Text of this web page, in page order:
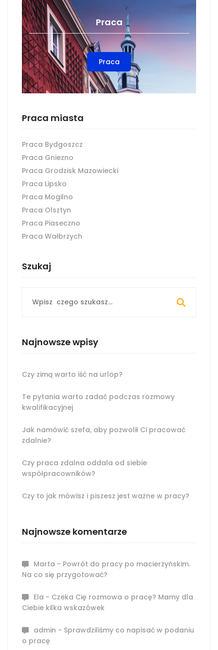
Praca
Praca
Praca miasta
Praca Bydgoszcz
Praca Gniezno
Praca Grodzisk Mazowiecki
Praca Lipsko
Praca Mogilno
Praca Olsztyn
Praca Piaseczno
Praca Wałbrzych
Szukaj
for:
Najnowsze wpisy
Czy zimą warto iść na urlop?
Te pytania warto zadać podczas rozmowy
kwalifikacyjnej
Jak namówić szefa, aby pozwolił Ci pracować
zdalnie?
Czy praca zdalna oddala od siebie
współpracowników?
Czy to jak mówisz i piszesz jest ważne w pracy?
Najnowsze komentarze
Marta - Powrót do pracy po macierzyńskim.
Na co się przygotować?
Ela - Czeka Cię rozmowa o pracę? Mamy dla
Ciebie kilka wskazówek
admin - Sprawdziliśmy co napisać w podaniu
o pracę